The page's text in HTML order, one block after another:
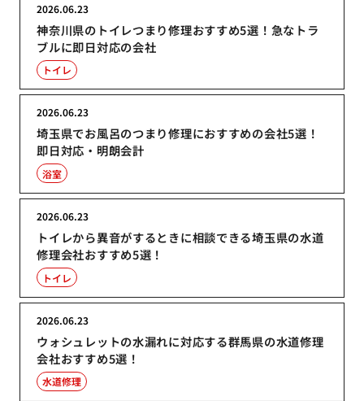
神奈川県のトイレつまり修理おすすめ5選！急なトラ
ブルに即日対応の会社
2026.06.23
トイレ
埼玉県でお風呂のつまり修理におすすめの会社5選！
即日対応・明朗会計
2026.06.23
浴室
トイレから異音がするときに相談できる埼玉県の水道
修理会社おすすめ5選！
2026.06.23
トイレ
ウォシュレットの水漏れに対応する群馬県の水道修理
会社おすすめ5選！
2026.06.23
水道修理